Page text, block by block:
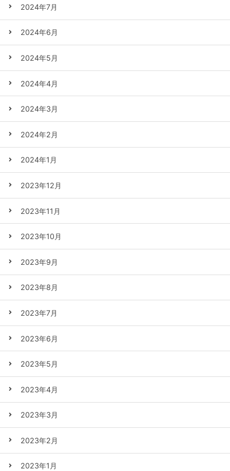
2024年7月
2024年6月
2024年5月
2024年4月
2024年3月
2024年2月
2024年1月
2023年12月
2023年11月
2023年10月
2023年9月
2023年8月
2023年7月
2023年6月
2023年5月
2023年4月
2023年3月
2023年2月
2023年1月